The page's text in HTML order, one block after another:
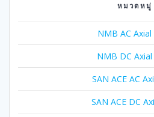
หมวดหมู่
NMB AC Axial
NMB DC Axial
SAN ACE AC
SAN ACE DC